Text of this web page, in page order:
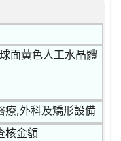
面黃色人工水晶體
,外科及矯形設備
核金額